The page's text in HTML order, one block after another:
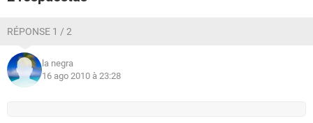
RÉPONSE 1 / 2
la negra
16 ago 2010 à 23:28